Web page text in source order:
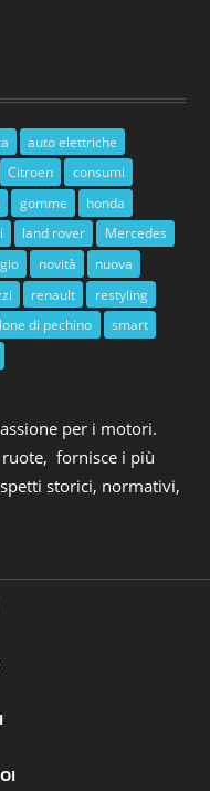
auto elettriche
Citroen
consumi
gomme
honda
land rover
Mercedes
novità
nuova
renault
restyling
di pechino
smart
per i motori.
fornisce i più
storici, normativi,